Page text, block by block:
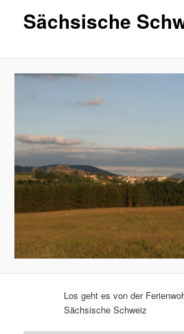
Sächsische
Los geht es von der
Sächsische Schweiz